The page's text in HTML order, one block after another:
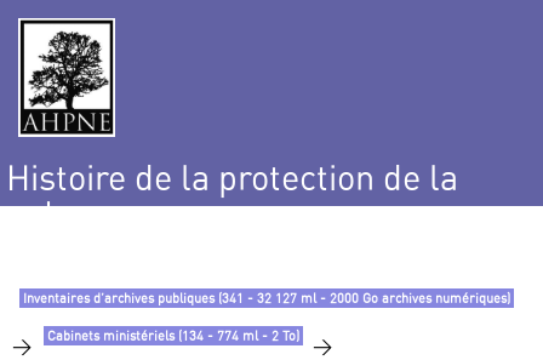
Histoire de la protection de la
nature
Inventaires d’archives publiques (341 - 32 127 ml - 2000 Go archives numériques)
> Cabinets ministériels (134 - 774 ml - 2 To) >